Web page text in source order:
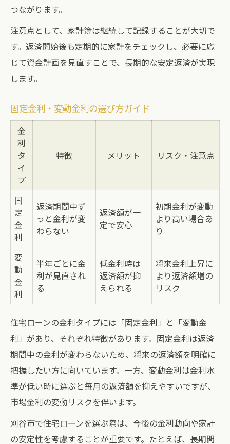
つながります。
注意点として、家計簿は継続して記録することが大切で
す。返済開始後も定期的に家計をチェックし、必要に応
じて資金計画を見直すことで、長期的な安定返済が実現
します。
固定金利・変動金利の選び方ガイド
金
利
タ
イ
プ
特徴 メリット リスク・注意点
固
定
金
利
返済期間中ず
っと金利が変
わらない
返済額が一
定で安心
初期金利が変動
より高い場合あ
り
変
動
金
利
半年ごとに金
利が見直され
る
低金利時は
返済額が抑
えられる
将来金利上昇に
より返済額増の
リスク
住宅ローンの金利タイプには「固定金利」と「変動金
利」があり、それぞれ特徴があります。固定金利は返済
期間中の金利が変わらないため、将来の返済額を明確に
把握したい方に向いています。一方、変動金利は金利水
準が低い時に選ぶと毎月の返済額を抑えやすいですが、
市場金利の変動リスクを伴います。
刈谷市で住宅ローンを選ぶ際は、今後の金利動向や家計
の安定性を考慮することが重要です。たとえば、長期間